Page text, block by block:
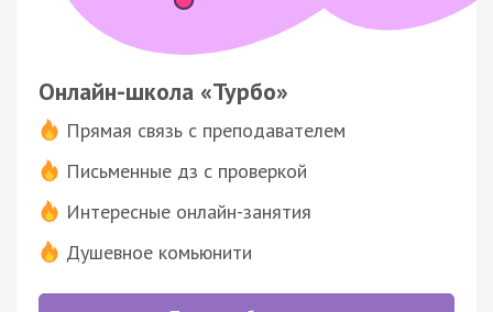
Онлайн-школа «Турбо»
Прямая связь с преподавателем
Письменные дз с проверкой
Интересные онлайн-занятия
Душевное комьюнити